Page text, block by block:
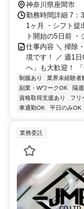
神奈川県座間市
勤務時間詳細 7：
1ヶ月 ・シフト提
ト開始の5日前
仕事内容 ＼ 掃除
境です！ ／ 週1
へ」も大歓迎！
制服あり 業界未経験者
副業・WワークOK
隔
資格取得支援あり
フリ
車通勤OK
平日のみOK
業務委託